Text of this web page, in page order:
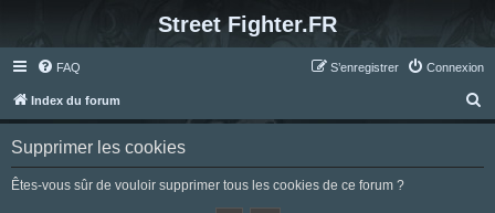
Street Fighter.FR
FAQ Connexion
S’enregistrer
Index du forum
e
Supprimer les cookies
Êtes-vous sûr de vouloir supprimer tous les cookies de ce forum ?